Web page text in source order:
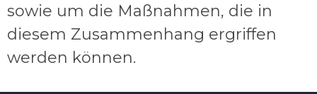
sowie um die Maßnahmen, die in
diesem Zusammenhang ergriffen
werden können.